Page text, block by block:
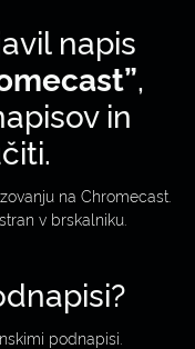
napis
,
in
na Chromecast.
v brskalniku.
podnapisi.